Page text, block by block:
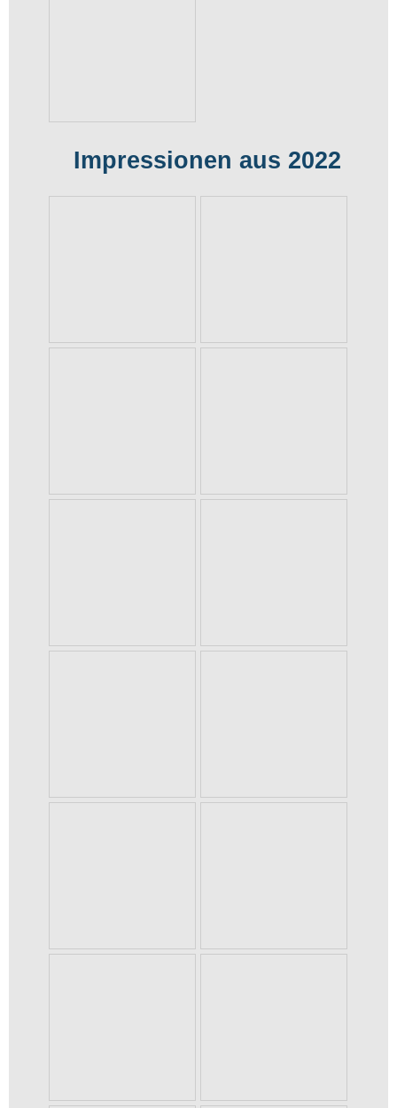
Impressionen aus 2022